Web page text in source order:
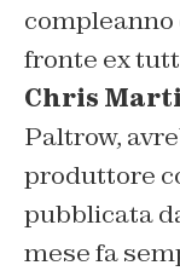
compleanno
fronte ex
Chris
Paltrow,
produttore
pubblicata
mese fa